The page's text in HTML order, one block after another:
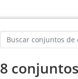
8